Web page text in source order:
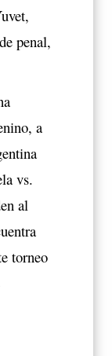
penal,
a
vs.
al
torneo